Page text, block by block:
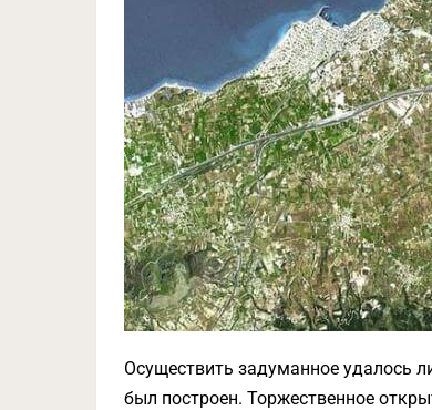
Осуществить задуманное удалось
был построен. Торжественное